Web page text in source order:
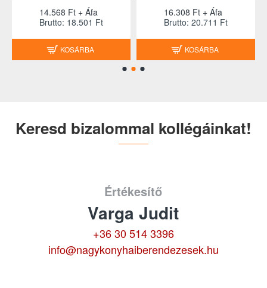
14.568 Ft + Áfa
Brutto: 18.501 Ft
KOSÁRBA
16.308 Ft + Áfa
Brutto: 20.711 Ft
KOSÁRBA
Keresd bizalommal kollégáinkat!
Értékesítő
Varga Judit
+36 30 514 3396
info@nagykonyhaiberendezesek.hu